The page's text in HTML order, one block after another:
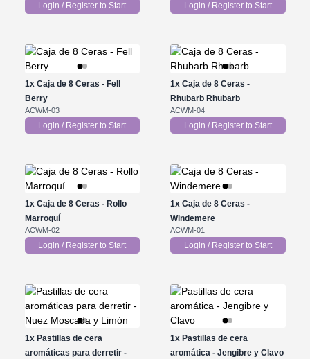
Login / Register to Start Login / Register to Start
1xCaja de 8 Ceras - Fell
Berry
ACWM-03
Login / Register to Start
1x Caja de 8 Ceras -
Rhubarb Rhubarb
ACWM-04
Login / Register to Start
1xCaja de 8 Ceras - Rollo
Marroquí
ACWM-02
Login / Register to Start
1x Caja de 8 Ceras -
Windemere
ACWM-01
Login / Register to Start
1xPastillas de cera
aromáticas para derretir -
1x Pastillas de cera
aromática - Jengibre y Clavo